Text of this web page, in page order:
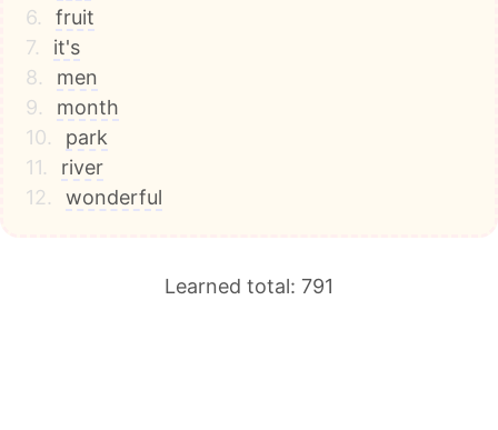
6.
fruit
7.
it's
8.
men
9.
month
10.
park
11.
river
12.
wonderful
Learned total: 791